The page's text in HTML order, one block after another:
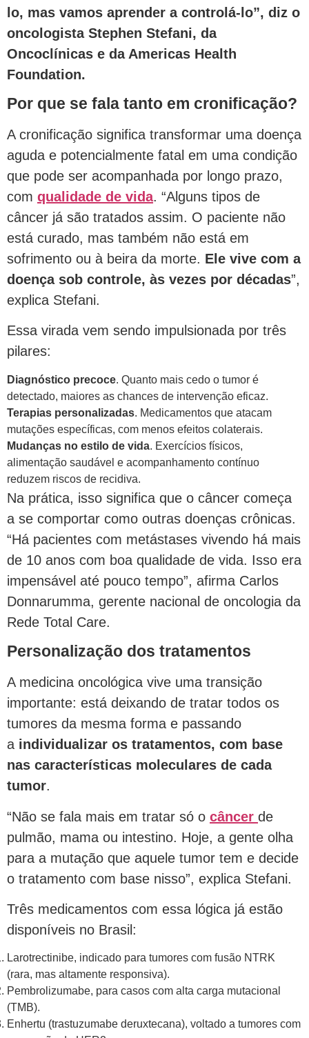
lo, mas vamos aprender a controlá-lo”, diz o
oncologista Stephen Stefani, da
Oncoclínicas e da Americas Health
Foundation.
Por que se fala tanto em cronificação?
A cronificação significa transformar uma doença
aguda e potencialmente fatal em uma condição
que pode ser acompanhada por longo prazo,
com qualidade de vida. “Alguns tipos de
câncer já são tratados assim. O paciente não
está curado, mas também não está em
sofrimento ou à beira da morte. Ele vive com a
doença sob controle, às vezes por décadas”,
explica Stefani.
Essa virada vem sendo impulsionada por três
pilares:
Diagnóstico precoce. Quanto mais cedo o tumor é
detectado, maiores as chances de intervenção eficaz.
Terapias personalizadas. Medicamentos que atacam
mutações específicas, com menos efeitos colaterais.
Mudanças no estilo de vida. Exercícios físicos,
alimentação saudável e acompanhamento contínuo
reduzem riscos de recidiva.
Na prática, isso significa que o câncer começa
a se comportar como outras doenças crônicas.
“Há pacientes com metástases vivendo há mais
de 10 anos com boa qualidade de vida. Isso era
impensável até pouco tempo”, afirma Carlos
Donnarumma, gerente nacional de oncologia da
Rede Total Care.
Personalização dos tratamentos
A medicina oncológica vive uma transição
importante: está deixando de tratar todos os
tumores da mesma forma e passando
a individualizar os tratamentos, com base
nas características moleculares de cada
tumor.
“Não se fala mais em tratar só o câncer de
pulmão, mama ou intestino. Hoje, a gente olha
para a mutação que aquele tumor tem e decide
o tratamento com base nisso”, explica Stefani.
Três medicamentos com essa lógica já estão
disponíveis no Brasil:
Larotrectinibe, indicado para tumores com fusão NTRK
(rara, mas altamente responsiva).
Pembrolizumabe, para casos com alta carga mutacional
(TMB).
Enhertu (trastuzumabe deruxtecana), voltado a tumores com